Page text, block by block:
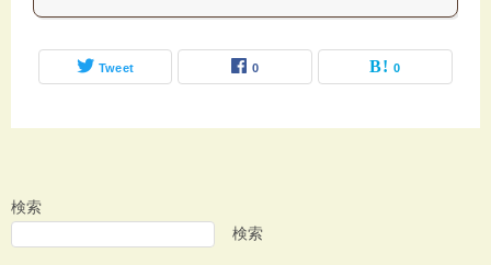
Tweet 0 0
検索
検索